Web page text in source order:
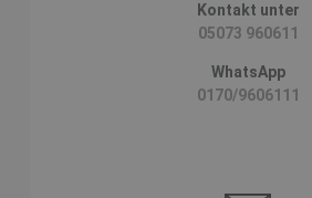
Kontakt unter
05073 960611
WhatsApp
0170/9606111